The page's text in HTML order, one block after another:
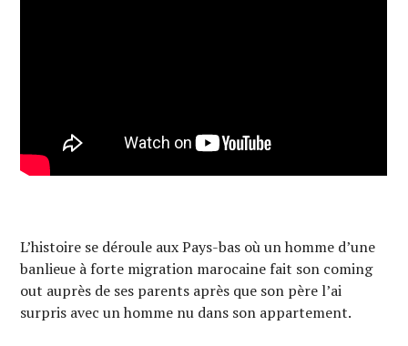
L’histoire se déroule aux Pays-bas où un homme d’une
banlieue à forte migration marocaine fait son coming
out auprès de ses parents après que son père l’ai
surpris avec un homme nu dans son appartement.